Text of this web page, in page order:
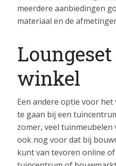
meerdere aanbiedingen
materiaal en de
winkel
Een andere optie voor
te gaan bij een
zomer, veel
ook nog voor dat bij
kunt van tevoren online